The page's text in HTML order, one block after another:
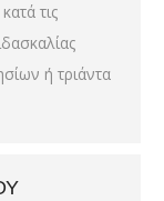
τις
ή τριάντα